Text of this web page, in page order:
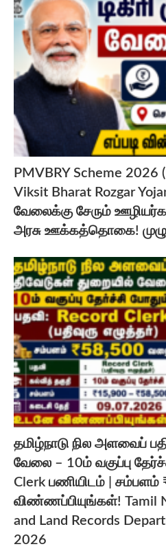
PMVBRY Scheme 2026
Viksit Bharat Rozgar
வேலைக்கு சேரும்
அரசு ஊக்கத்தொகை! முழு
தமிழ்நாடு நில அளவைப்
வேலை – 10ம் வகுப்பு
Clerk பணியிடம் |
விண்ணப்பியுங்கள்! Tamil
and Land Records
2026